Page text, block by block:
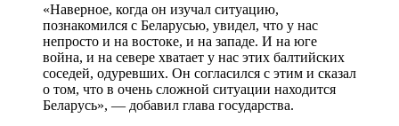
«Наверное, когда он изучал ситуацию,
познакомился с Беларусью, увидел, что у нас
непросто и на востоке, и на западе. И на юге
война, и на севере хватает у нас этих балтийских
соседей, одуревших. Он согласился с этим и сказал
о том, что в очень сложной ситуации находится
Беларусь», — добавил глава государства.